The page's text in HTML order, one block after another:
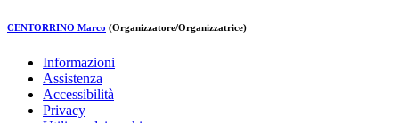
CENTORRINO Marco (Organizzatore/Organizzatrice)
Informazioni
Assistenza
Accessibilità
Privacy